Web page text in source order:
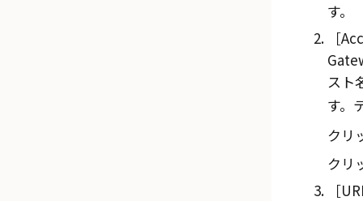
す。
スト
す。
クリ
クリ